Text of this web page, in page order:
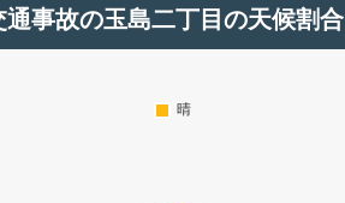
通事故の玉島二丁目の天候割合